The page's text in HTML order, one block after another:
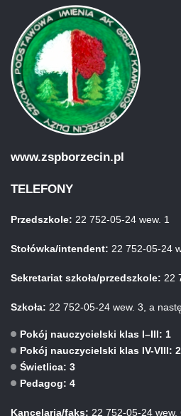
www.zspborzecin.pl
TELEFONY
Przedszkole: 22 752-05-24 wew. 1
Stołówka/intendent: 22 752-05-24
Sekretariat szkoła/przedszkole: 22
Szkoła: 22 752-05-24 wew. 3, a
Pokój nauczycielski klas I–III: 1
Pokój nauczycielski klas IV-VIII: 2
Świetlica: 3
Pedagog: 4
Kancelaria/faks: 22 752-05-24 wew.